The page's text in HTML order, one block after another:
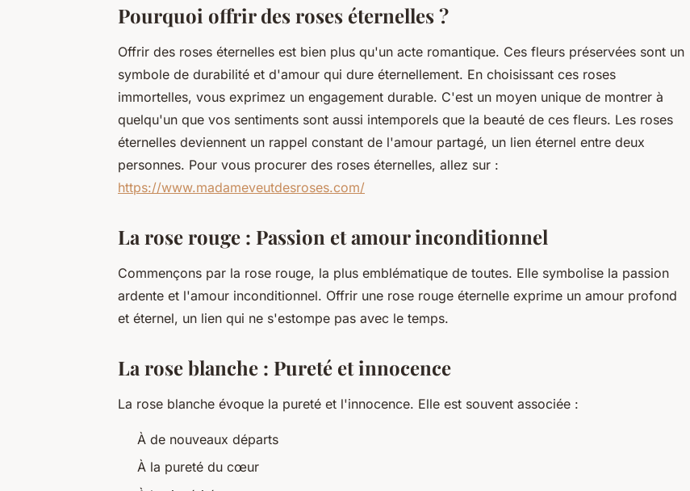
Pourquoi offrir des roses éternelles ?
Offrir des roses éternelles est bien plus qu'un acte romantique. Ces fleurs préservées sont un
symbole de durabilité et d'amour qui dure éternellement. En choisissant ces roses
immortelles, vous exprimez un engagement durable. C'est un moyen unique de montrer à
quelqu'un que vos sentiments sont aussi intemporels que la beauté de ces fleurs. Les roses
éternelles deviennent un rappel constant de l'amour partagé, un lien éternel entre deux
personnes. Pour vous procurer des roses éternelles, allez sur :
https://www.madameveutdesroses.com/
La rose rouge : Passion et amour inconditionnel
Commençons par la rose rouge, la plus emblématique de toutes. Elle symbolise la passion
ardente et l'amour inconditionnel. Offrir une rose rouge éternelle exprime un amour profond
et éternel, un lien qui ne s'estompe pas avec le temps.
La rose blanche : Pureté et innocence
La rose blanche évoque la pureté et l'innocence. Elle est souvent associée :
À de nouveaux départs
À la pureté du cœur